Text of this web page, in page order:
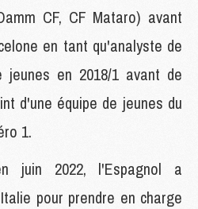
CF, CF Mataro) avant
en tant qu'analyste de
jeunes en 2018/1 avant de
d'une équipe de jeunes du
1.
juin 2022, l'Espagnol a
pour prendre en charge